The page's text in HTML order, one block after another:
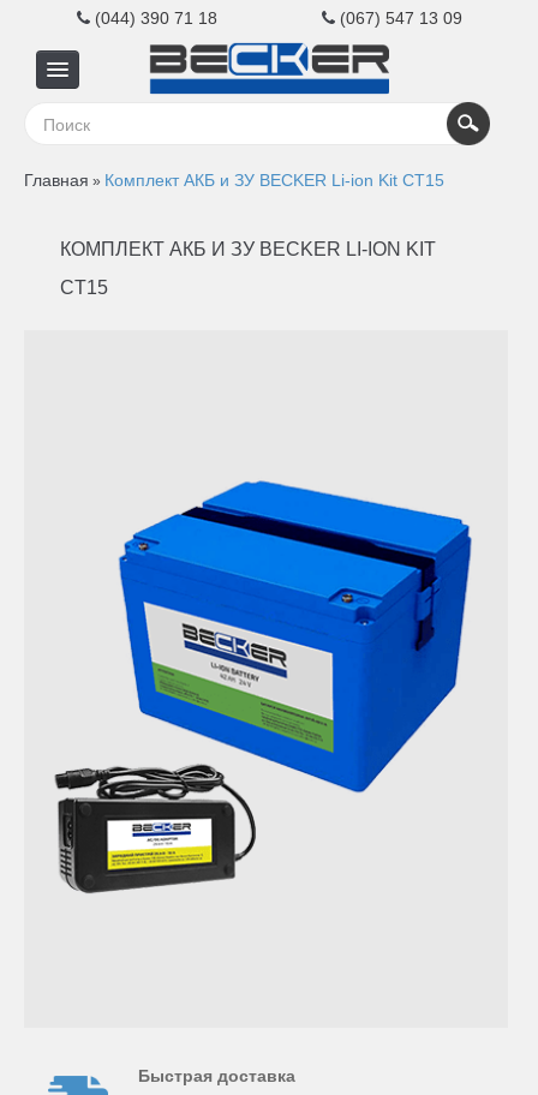
(044) 390 71 18 (067) 547 13 09
бизнеса
Главная » Комплект АКБ и ЗУ BECKER Li-ion Kit CT15
КОМПЛЕКТ АКБ И ЗУ BECKER LI-ION KIT
CT15
Быстрая доставка